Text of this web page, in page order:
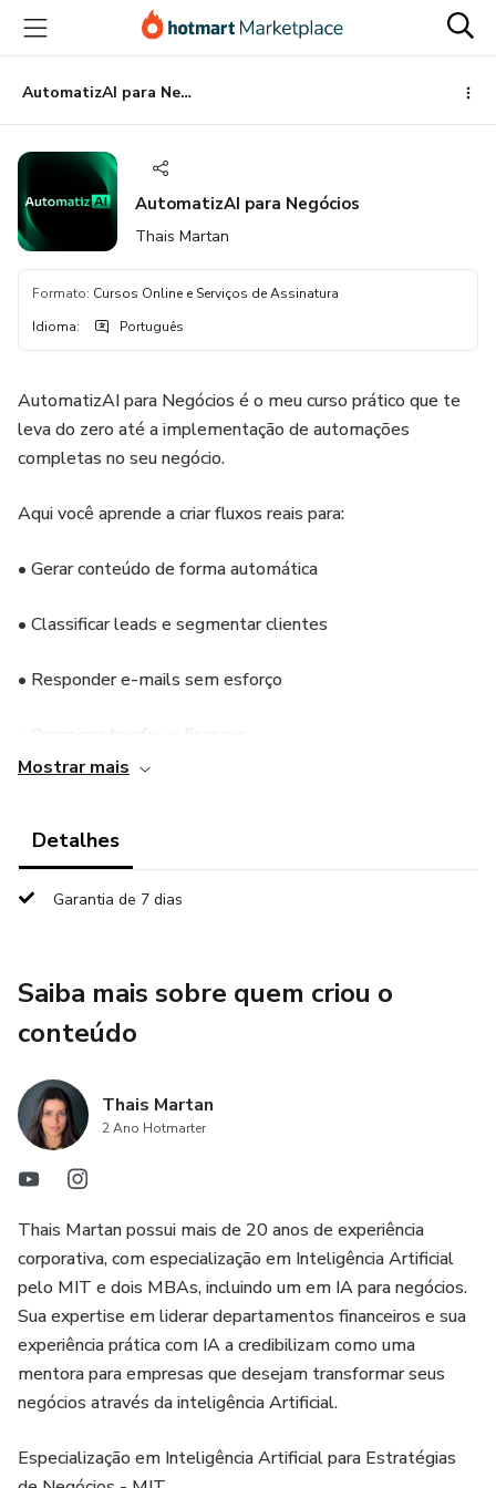
para
conteúdo
principal
para
pagamento
para
rodapé
AutomatizAI para Negócios
AutomatizAI para Negócios
Thais Martan
Formato: Cursos Online e Serviços de Assinatura
Idioma: Português
AutomatizAI para Negócios é o meu curso prático que te
leva do zero até a implementação de automações
completas no seu negócio.
Aqui você aprende a criar fluxos reais para:
• Gerar conteúdo de forma automática
• Classificar leads e segmentar clientes
• Responder e-mails sem esforço
• Organizar tarefas e finanças
E o melhor: você recebe os fluxos prontos.
Sim, todos os templates já estruturados para apenas
Quando isso acontece, a IA começa a trabalhar por você. A
pessoas pediram um treinamento focado em automações
aplicadas ao dia a dia dos negócios.
Mostrar mais
Detalhes
Garantia de 7 dias
Saiba mais sobre quem criou o
conteúdo
Thais Martan
2 Ano Hotmarter
Thais Martan possui mais de 20 anos de experiência
corporativa, com especialização em Inteligência Artificial
pelo MIT e dois MBAs, incluindo um em IA para negócios.
Sua expertise em liderar departamentos financeiros e sua
experiência prática com IA a credibilizam como uma
mentora para empresas que desejam transformar seus
negócios através da inteligência Artificial.
Especialização em Inteligência Artificial para Estratégias